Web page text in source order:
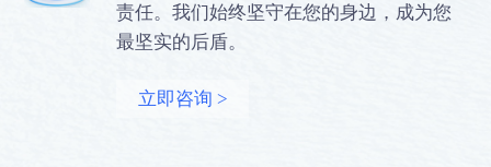
责任。我们始终坚守在您的身边，成为您
最坚实的后盾。
立即咨询 >